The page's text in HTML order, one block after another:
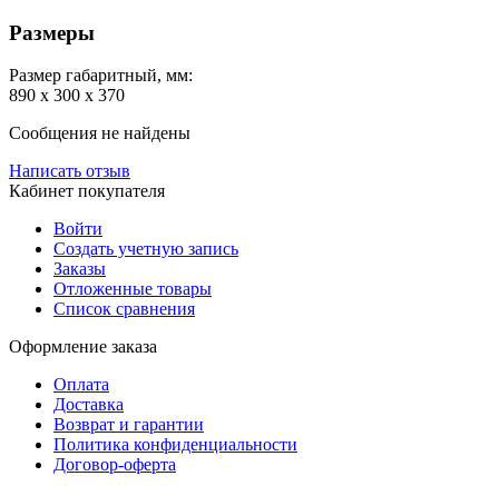
Размеры
Размер габаритный, мм:
890 х 300 х 370
Сообщения не найдены
Написать отзыв
Кабинет покупателя
Войти
Создать учетную запись
Заказы
Отложенные товары
Список сравнения
Оформление заказа
Оплата
Доставка
Возврат и гарантии
Политика конфиденциальности
Договор-оферта